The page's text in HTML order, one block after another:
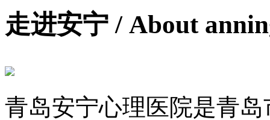
走进安宁 / About
青岛安宁心理医院是青